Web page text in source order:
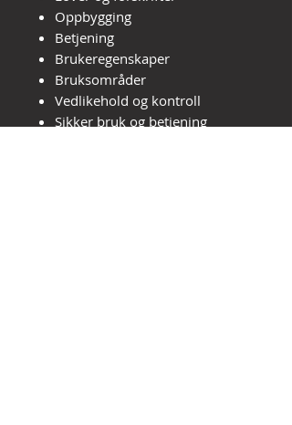
Oppbygging
Betjening
Brukeregenskaper
Bruksområder
Vedlikehold og kontroll
Sikker bruk og betjening